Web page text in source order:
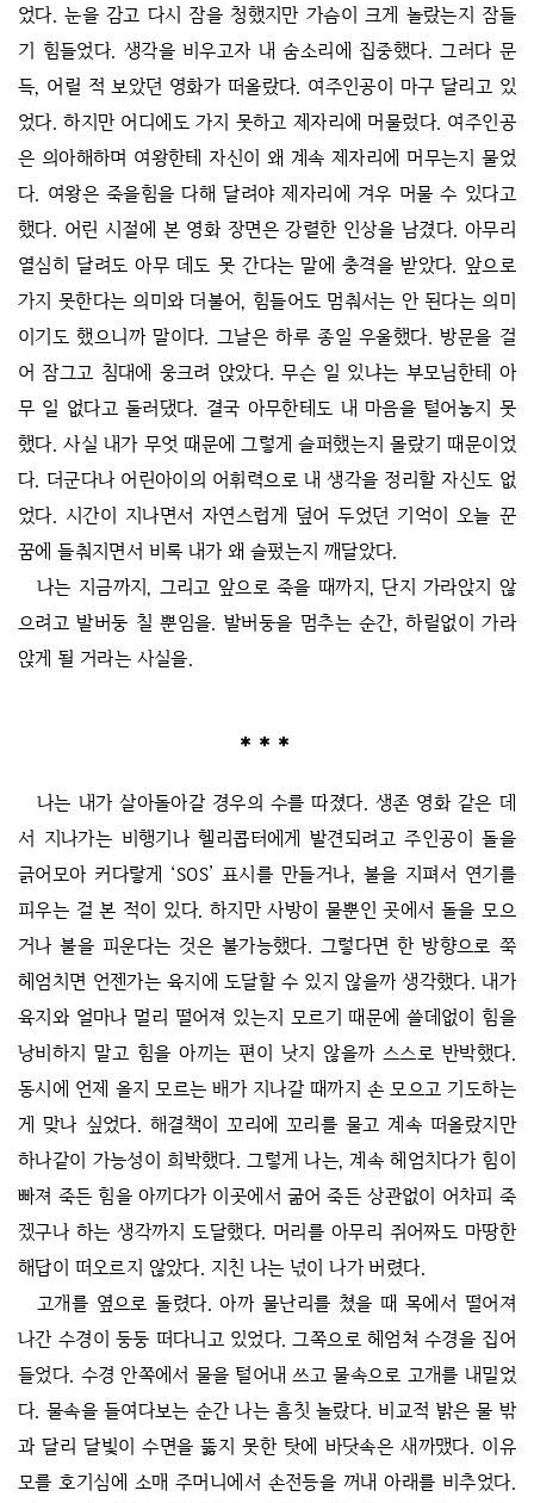
었다. 눈을 감고 다시 잠을 청했지만 가슴이 크게 놀랐는지 잠들
기 힘들었다. 생각을 비우고자 내 숨소리에 집중했다. 그러다 문
득, 어릴 적 보았던 영화가 떠올랐다. 여주인공이 마구 달리고 있
었다. 하지만 어디에도 가지 못하고 제자리에 머물렀다. 여주인공
은 의아해하며 여왕한테 자신이 왜 계속 제자리에 머무는지 물었
다. 여왕은 죽을힘을 다해 달려야 제자리에 겨우 머물 수 있다고
했다. 어린 시절에 본 영화 장면은 강렬한 인상을 남겼다. 아무리
열심히 달려도 아무 데도 못 간다는 말에 충격을 받았다. 앞으로
가지 못한다는 의미와 더불어, 힘들어도 멈춰서는 안 된다는 의미
이기도 했으니까 말이다. 그날은 하루 종일 우울했다. 방문을 걸
어 잠그고 침대에 웅크려 앉았다. 무슨 일 있냐는 부모님한테 아
무 일 없다고 둘러댔다. 결국 아무한테도 내 마음을 털어놓지 못
했다. 사실 내가 무엇 때문에 그렇게 슬퍼했는지 몰랐기 때문이었
다. 더군다나 어린아이의 어휘력으로 내 생각을 정리할 자신도 없
었다. 시간이 지나면서 자연스럽게 덮어 두었던 기억이 오늘 꾼
꿈에 들춰지면서 비록 내가 왜 슬펐는지 깨달았다.
나는 지금까지, 그리고 앞으로 죽을 때까지, 단지 가라앉지 않
으려고 발버둥 칠 뿐임을. 발버둥을 멈추는 순간, 하릴없이 가라
앉게 될 거라는 사실을.
나는 내가 살아돌아갈 경우의 수를 따졌다. 생존 영화 같은 데
서 지나가는 비행기나 헬리콥터에게 발견되려고 주인공이 돌을
긁어모아 커다랗게 ‘SOS’ 표시를 만들거나, 불을 지펴서 연기를
피우는 걸 본 적이 있다. 하지만 사방이 물뿐인 곳에서 돌을 모으
거나 불을 피운다는 것은 불가능했다. 그렇다면 한 방향으로 쭉
헤엄치면 언젠가는 육지에 도달할 수 있지 않을까 생각했다. 내가
육지와 얼마나 멀리 떨어져 있는지 모르기 때문에 쓸데없이 힘을
낭비하지 말고 힘을 아끼는 편이 낫지 않을까 스스로 반박했다.
동시에 언제 올지 모르는 배가 지나갈 때까지 손 모으고 기도하는
게 맞나 싶었다. 해결책이 꼬리에 꼬리를 물고 계속 떠올랐지만
하나같이 가능성이 희박했다. 그렇게 나는, 계속 헤엄치다가 힘이
빠져 죽든 힘을 아끼다가 이곳에서 굶어 죽든 상관없이 어차피 죽
겠구나 하는 생각까지 도달했다. 머리를 아무리 쥐어짜도 마땅한
해답이 떠오르지 않았다. 지친 나는 넋이 나가 버렸다.
고개를 옆으로 돌렸다. 아까 물난리를 쳤을 때 목에서 떨어져
나간 수경이 둥둥 떠다니고 있었다. 그쪽으로 헤엄쳐 수경을 집어
들었다. 수경 안쪽에서 물을 털어내 쓰고 물속으로 고개를 내밀었
다. 물속을 들여다보는 순간 나는 흠칫 놀랐다. 비교적 밝은 물 밖
과 달리 달빛이 수면을 뚫지 못한 탓에 바닷속은 새까맸다. 이유
모를 호기심에 소매 주머니에서 손전등을 꺼내 아래를 비추었다.